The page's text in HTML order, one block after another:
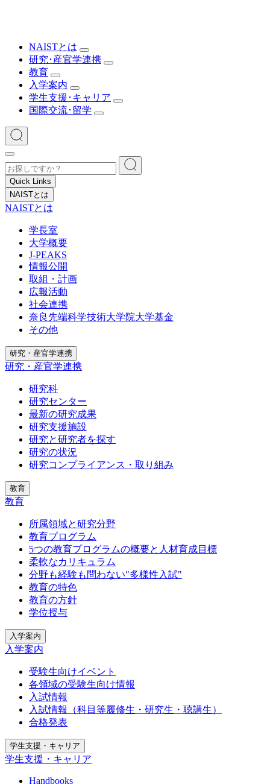
NAISTとは
研究･産官学連携
教育
入学案内
学生支援･キャリア
国際交流･留学
Quick Links
NAISTとは
NAISTとは
学長室
大学概要
J-PEAKS
情報公開
取組・計画
広報活動
社会連携
奈良先端科学技術大学院大学基金
その他
研究・産官学連携
研究・産官学連携
研究科
研究センター
最新の研究成果
研究支援施設
研究と研究者を探す
研究の状況
研究コンプライアンス・取り組み
教育
教育
所属領域と研究分野
教育プログラム
5つの教育プログラムの概要と人材育成目標
柔軟なカリキュラム
分野も経験も問わない"多様性入試"
教育の特色
教育の方針
学位授与
入学案内
入学案内
受験生向けイベント
各領域の受験生向け情報
入試情報
入試情報（科目等履修生・研究生・聴講生）
合格発表
学生支援・キャリア
学生支援・キャリア
Handbooks